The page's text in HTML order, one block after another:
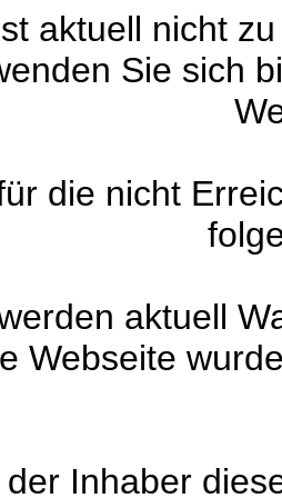
aktuell nicht
Sie sich
die nicht
aktuell
Webseite
Inhaber